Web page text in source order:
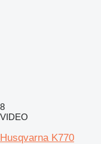
8
VIDEO
Husqvarna K770